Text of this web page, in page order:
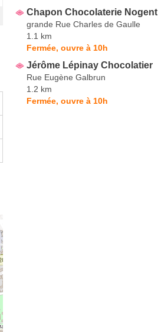
Chapon Chocolaterie Nogent
grande Rue Charles de Gaulle
1.1 km
Fermée, ouvre à 10h
Jérôme Lépinay Chocolatier
Rue Eugène Galbrun
1.2 km
Fermée, ouvre à 10h